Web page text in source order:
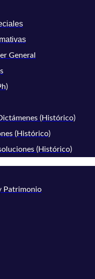
General
(Histórico)
(Histórico)
(Histórico)
Patrimonio